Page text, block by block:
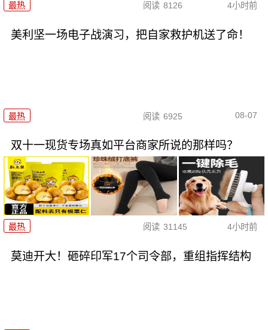
最热 阅读 8126 4小时前
美利坚一场电子战演习，把自家救护机送了命！
最热 阅读 6925 08-07
双十一现货专场真如平台商家所说的那样吗？
最热 阅读 31145 4小时前
莫迪开大！砸碎印军17个司令部，重组指挥结构